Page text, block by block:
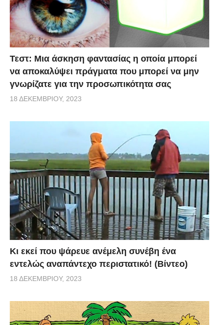
Τεστ: Μια άσκηση φαντασίας η οποία μπορεί
να αποκαλύψει πράγματα που μπορεί να μην
γνωρίζατε για την προσωπικότητα σας
18 ΔΕΚΕΜΒΡΊΟΥ, 2023
Κι εκεί που ψάρευε ανέμελη συνέβη ένα
εντελώς αναπάντεχο περιστατικό! (Βίντεο)
18 ΔΕΚΕΜΒΡΊΟΥ, 2023